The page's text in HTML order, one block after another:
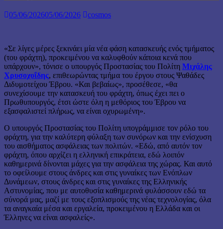
05/06/202605/06/2026 cosmos
«Σε λίγες μέρες ξεκινάει μία νέα φάση κατασκευής ενός τμήματος
(του φράχτη), προκειμένου να καλυφθούν κάποια κενά που
υπάρχουν», τόνισε ο υπουργός Προστασίας του Πολίτη Μιχάλης
Χρυσοχοΐδης, επιθεωρώντας τμήμα του έργου στους Ψαθάδες
Διδυμοτείχου Έβρου. «Και βεβαίως», προσέθεσε, «θα
συνεχίσουμε την κατασκευή του φράχτη, όπως έχει πει ο
Πρωθυπουργός, έτσι ώστε όλη η μεθόριος του Έβρου να
εξασφαλιστεί πλήρως, να είναι οχυρωμένη».
Ο υπουργός Προστασίας του Πολίτη υπογράμμισε τον ρόλο του
φράχτη, για την καλύτερη φύλαξη των συνόρων και την ενίσχυση
του αισθήματος ασφάλειας των πολιτών. «Εδώ, από αυτόν τον
φράχτη, όπου αρχίζει η ελληνική επικράτεια, εδώ λοιπόν
καθημερινά δίνονται μάχες για την ασφάλεια της χώρας. Και αυτό
το οφείλουμε στους άνδρες και στις γυναίκες των Ενόπλων
Δυνάμεων, στους άνδρες και στις γυναίκες της Ελληνικής
Αστυνομίας, που με αυτοθυσία καθημερινά φυλάσσουν εδώ τα
σύνορά μας, μαζί με τους εξοπλισμούς της νέας τεχνολογίας, όλα
τα αναγκαία μέσα και εργαλεία, προκειμένου η Ελλάδα και οι
Έλληνες να είναι ασφαλείς».